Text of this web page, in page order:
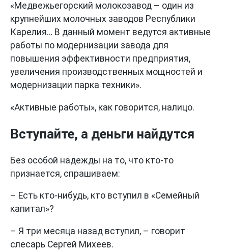
«Медвежьегорский молокозавод – один из
крупнейших молочных заводов Республики
Карелия… В данный момент ведутся активные
работы по модернизации завода для
повышения эффективности предприятия,
увеличения производственных мощностей и
модернизации парка техники».
«Активные работы», как говорится, налицо.
Вступайте, а деньги найдутся
Без особой надежды на то, что кто-то
признается, спрашиваем:
– Есть кто-нибудь, кто вступил в «Семейный
капитал»?
– Я три месяца назад вступил, – говорит
слесарь Сергей Михеев.